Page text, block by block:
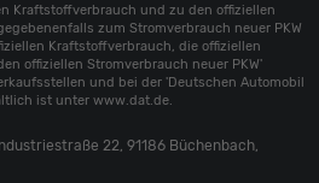
Kraftstoffverbrauch und zu den offiziellen
zum Stromverbrauch neuer PKW
Kraftstoffverbrauch, die offiziellen
offiziellen Stromverbrauch neuer PKW'
und bei der 'Deutschen Automobil
ist unter www.dat.de.
Industriestraße 22, 91186 Büchenbach,